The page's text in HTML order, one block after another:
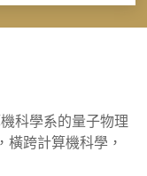
科學系的量子物理
跨計算機科學，